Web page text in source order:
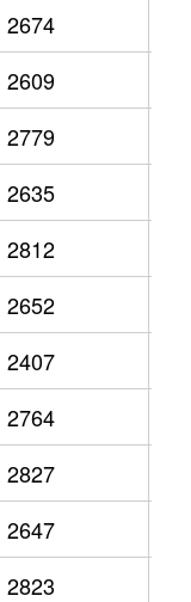
2674
2609
2779
2635
2812
2652
2407
2764
2827
2647
2823